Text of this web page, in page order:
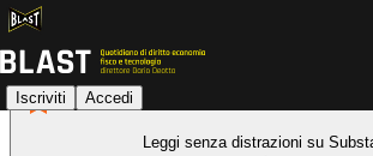
Iscriviti Accedi
Leggi senza distrazioni su